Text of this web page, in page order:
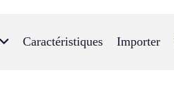
Caractéristiques Importer